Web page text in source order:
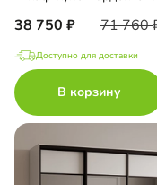
38 750 71 760
Доступно для доставки
В корзину